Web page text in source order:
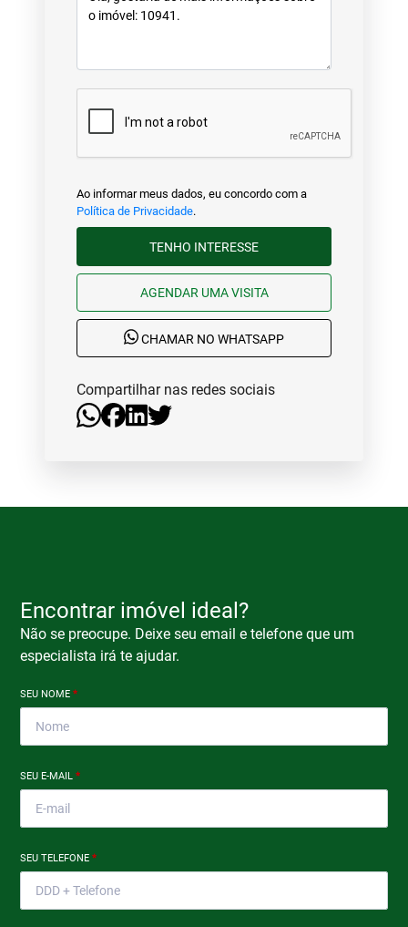
Ao informar meus dados, eu concordo com a
Política de Privacidade.
TENHO INTERESSE
AGENDAR UMA VISITA
CHAMAR NO WHATSAPP
Compartilhar nas redes sociais
Encontrar imóvel ideal?
Não se preocupe. Deixe seu email e telefone que um
especialista irá te ajudar.
SEU NOME*
SEU E-MAIL*
SEU TELEFONE*